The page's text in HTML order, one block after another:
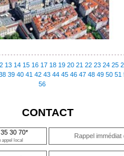
13 14 15 16 17 18 19 20 21 22 23 24 25
39 40 41 42 43 44 45 46 47 48 49 50 51
56
CONTACT
30 70*
local
Rappel immédiat